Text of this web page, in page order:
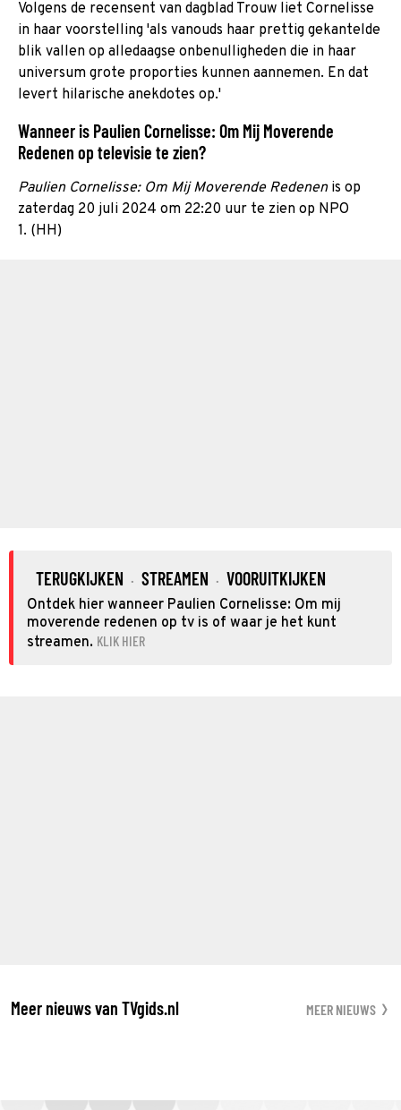
Volgens de recensent van dagblad Trouw liet Cornelisse
in haar voorstelling 'als vanouds haar prettig gekantelde
blik vallen op alledaagse onbenulligheden die in haar
universum grote proporties kunnen aannemen. En dat
levert hilarische anekdotes op.'
Wanneer is Paulien Cornelisse: Om Mij Moverende
Redenen op televisie te zien?
Paulien Cornelisse: Om Mij Moverende Redenenis op
zaterdag 20 juli 2024 om 22:20 uur te zien op NPO
1. (HH)
TERUGKIJKEN · STREAMEN · VOORUITKIJKEN
Ontdek hier wanneer Paulien Cornelisse: Om mij
moverende redenen op tv is of waar je het kunt
streamen. KLIK HIER
Meer nieuws van TVgids.nl MEER NIEUWS